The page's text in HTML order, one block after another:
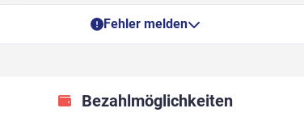
Fehler melden
Bezahlmöglichkeiten